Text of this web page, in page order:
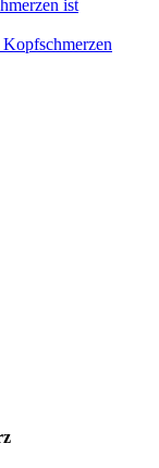
ist